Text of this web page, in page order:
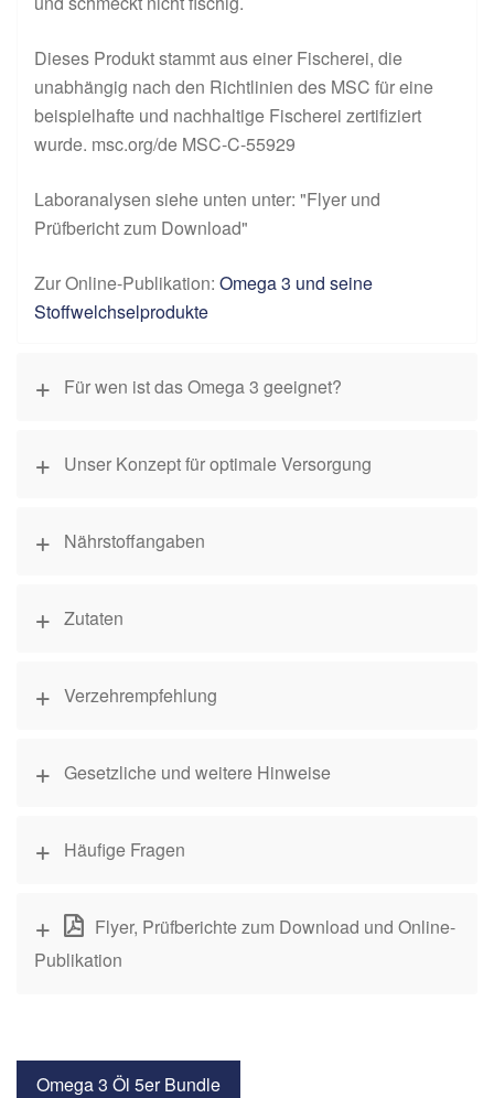
Dieses Produkt stammt aus einer Fischerei, die
unabhängig nach den Richtlinien des MSC für eine
beispielhafte und nachhaltige Fischerei zertifiziert
wurde. msc.org/de MSC-C-55929
Laboranalysen siehe unten unter: "Flyer und
Prüfbericht zum Download"
Zur Online-Publikation: Omega 3 und seine
Stoffwelchselprodukte
Für wen ist das Omega 3 geeignet?
Unser Konzept für optimale Versorgung
Nährstoffangaben
Zutaten
Verzehrempfehlung
Gesetzliche und weitere Hinweise
Häufige Fragen
Flyer, Prüfberichte zum Download und Online-
Publikation
Omega 3 Öl 5er Bundle